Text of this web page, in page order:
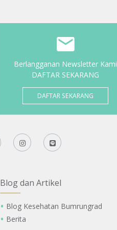
Berlangganan Newsletter Kami
DAFTAR SEKARANG
DAFTAR SEKARANG
Blog dan Artikel
Blog Kesehatan Bumrungrad
Berita